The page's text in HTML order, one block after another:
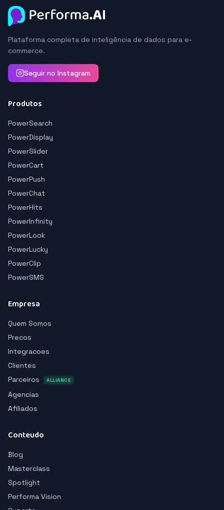
Plataforma completa de inteligência de dados para e-
commerce.
Seguir no Instagram
Produtos
PowerSearch
PowerDisplay
PowerSlider
PowerCart
PowerPush
PowerChat
PowerHits
PowerInfinity
PowerLook
PowerLucky
PowerClip
PowerSMS
Empresa
Quem Somos
Precos
Integracoes
Clientes
Parceiros
ALLIANCE
Agencias
Afiliados
Conteudo
Blog
Masterclass
Spotlight
Performa Vision